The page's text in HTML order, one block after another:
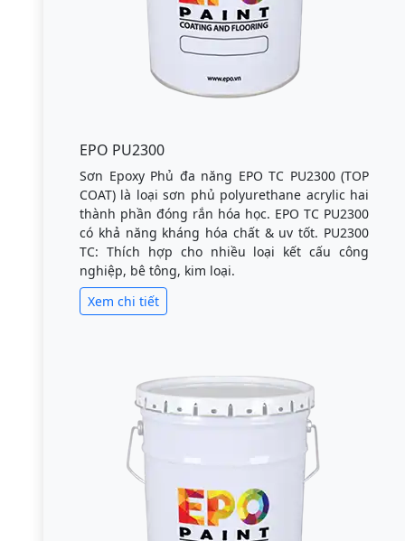
EPO PU2300
Sơn Epoxy Phủ đa năng EPO TC PU2300 (TOP
COAT) là loại sơn phủ polyurethane acrylic hai
thành phần đóng rắn hóa học. EPO TC PU2300
có khả năng kháng hóa chất & uv tốt. PU2300
TC: Thích hợp cho nhiều loại kết cấu công
nghiệp, bê tông, kim loại.
Xem chi tiết